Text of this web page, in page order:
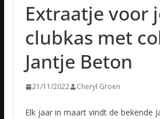
Extraatje voor
clubkas met
Jantje Beton
21/11/2022 Cheryl Groen
Elk jaar in maart vindt de bekende